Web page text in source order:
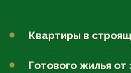
Квартиры в
Готового жилья